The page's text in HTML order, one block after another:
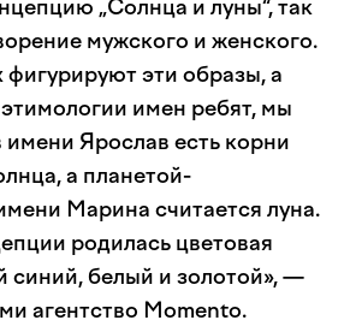
„Солнца и луны“, так
мужского и женского.
фигурируют эти образы, а
имен ребят, мы
имени Ярослав есть корни
а планетой-
Марина считается луна.
родилась цветовая
синий, белый и золотой», —
агентство Momento.